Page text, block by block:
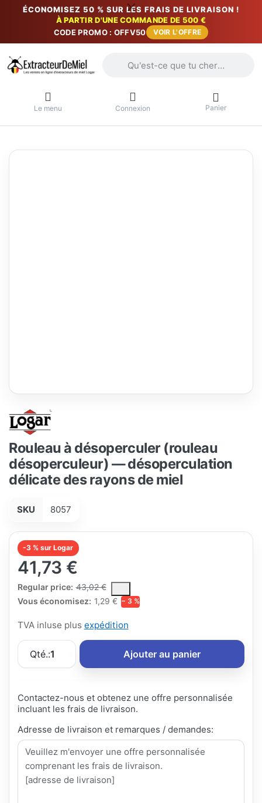
ÉCONOMISEZ 50 % SUR LES FRAIS DE LIVRAISON !
À PARTIR D'UNE COMMANDE DE 500 €
CODE PROMO : OFFV50
VOIR L'OFFRE
Le menu Connexion Panier
Rouleau à désoperculer (rouleau
désoperculeur) — désoperculation
délicate des rayons de miel
SKU 8057
-3 % sur Logar
41,73 €
Regular price: 43,02 €
The Regular Price is the median selling price paid by
Vous économisez: 1,29 € − 3 %
TVA inluse plus expédition
Qté.:1 Ajouter au panier
Contactez-nous et obtenez une offre personnalisée
incluant les frais de livraison.
Adresse de livraison et remarques / demandes: